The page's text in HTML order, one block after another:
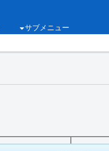
サブメニュー